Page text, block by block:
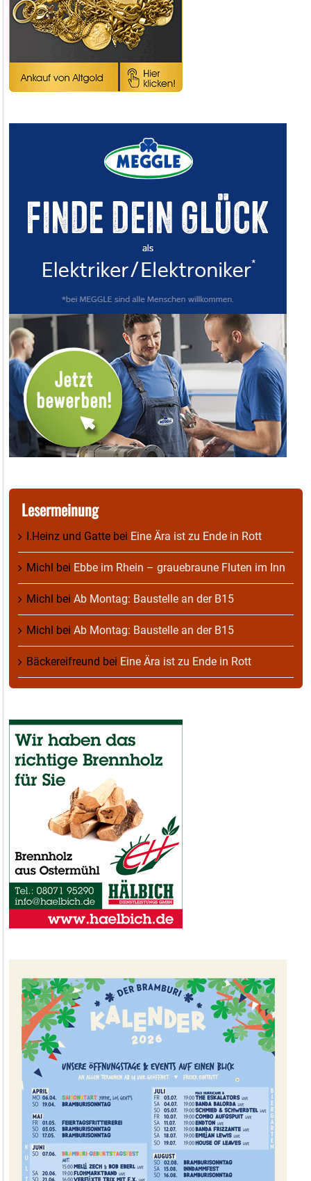
Lesermeinung
I.Heinz und Gatte bei Eine Ära ist zu Ende in Rott
Michl bei Ebbe im Rhein – grauebraune Fluten im Inn
Michl bei Ab Montag: Baustelle an der B15
Michl bei Ab Montag: Baustelle an der B15
Bäckereifreund bei Eine Ära ist zu Ende in Rott